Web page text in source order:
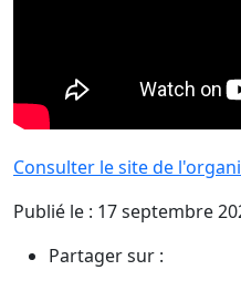
Consulter le site de
Publié le : 17 septembre
Partager sur :